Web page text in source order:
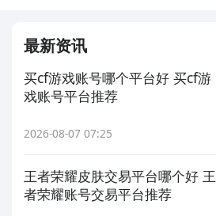
最新资讯
买cf游戏账号哪个平台好 买cf游
戏账号平台推荐
2026-08-07 07:25
王者荣耀皮肤交易平台哪个好 王
者荣耀账号交易平台推荐